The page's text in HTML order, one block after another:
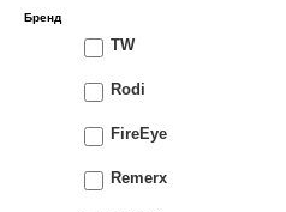
Бренд
TW
Rodi
FireEye
Remerx